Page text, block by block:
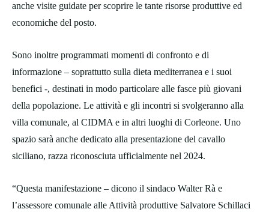
anche visite guidate per scoprire le tante risorse produttive ed
economiche del posto.
Sono inoltre programmati momenti di confronto e di
informazione – soprattutto sulla dieta mediterranea e i suoi
benefici -, destinati in modo particolare alle fasce più giovani
della popolazione. Le attività e gli incontri si svolgeranno alla
villa comunale, al CIDMA e in altri luoghi di Corleone. Uno
spazio sarà anche dedicato alla presentazione del cavallo
siciliano, razza riconosciuta ufficialmente nel 2024.
“Questa manifestazione – dicono il sindaco Walter Rà e
l’assessore comunale alle Attività produttive Salvatore Schillaci